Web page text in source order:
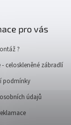
pro vás
?
- celoskleněné zábradlí
podmínky
údajů